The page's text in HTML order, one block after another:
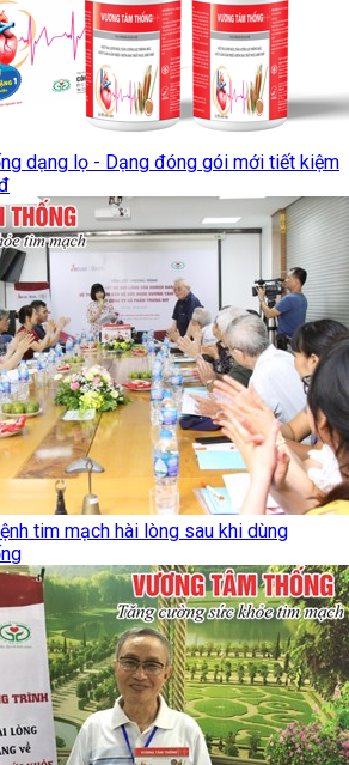
dạng lọ - Dạng đóng gói mới tiết kiệm
tim mạch hài lòng sau khi dùng